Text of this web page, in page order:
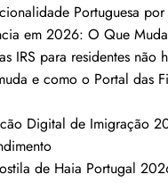
Portuguesa por
em 2026: O Que
IRS para residentes
e como o Portal das
Digital de Imigração
de Haia Portugal